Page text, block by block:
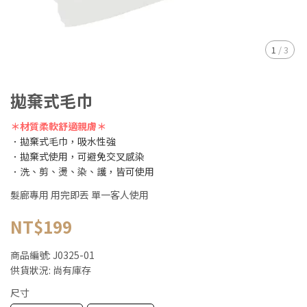
1 /3
拋棄式毛巾
＊材質柔軟舒適親膚＊
．拋棄式毛巾，吸水性強
．拋棄式使用，可避免交叉感染
．洗、剪、燙、染、護，皆可使用
髮廊專用 用完即丟 單一客人使用
NT$199
商品編號: J0325-01
供貨狀況: 尚有庫存
尺寸